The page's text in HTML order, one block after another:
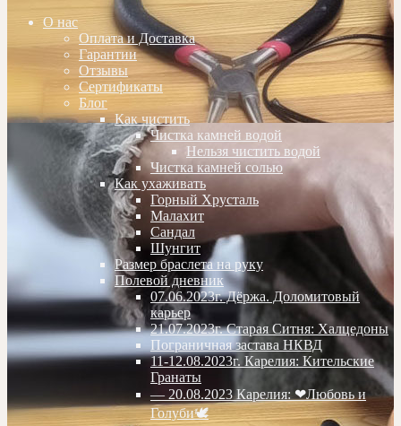
О нас
Оплата и Доставка
Гарантии
Отзывы
Сертификаты
Блог
Как чистить
Чистка камней водой
Нельзя чистить водой
Чистка камней солью
Как ухаживать
Горный Хрусталь
Малахит
Сандал
Шунгит
Размер браслета на руку
Полевой дневник
07.06.2023г. Дёржа. Доломитовый
карьер
21.07.2023г. Старая Ситня: Халцедоны
Пограничная застава НКВД
11-12.08.2023г. Карелия: Кительские
Гранаты
— 20.08.2023 Карелия: ❤Любовь и
Голуби🕊